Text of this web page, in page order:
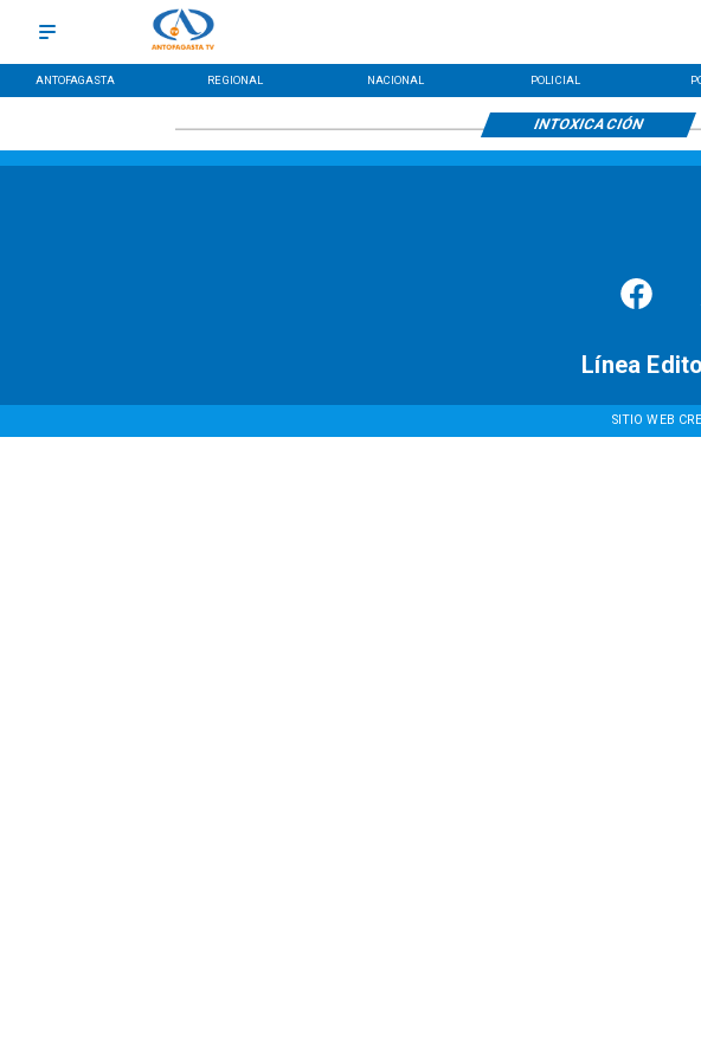
ANTOFAGASTA REGIONAL NACIONAL POLICIAL
INTOXICACIÓN
SITIO WEB
Línea